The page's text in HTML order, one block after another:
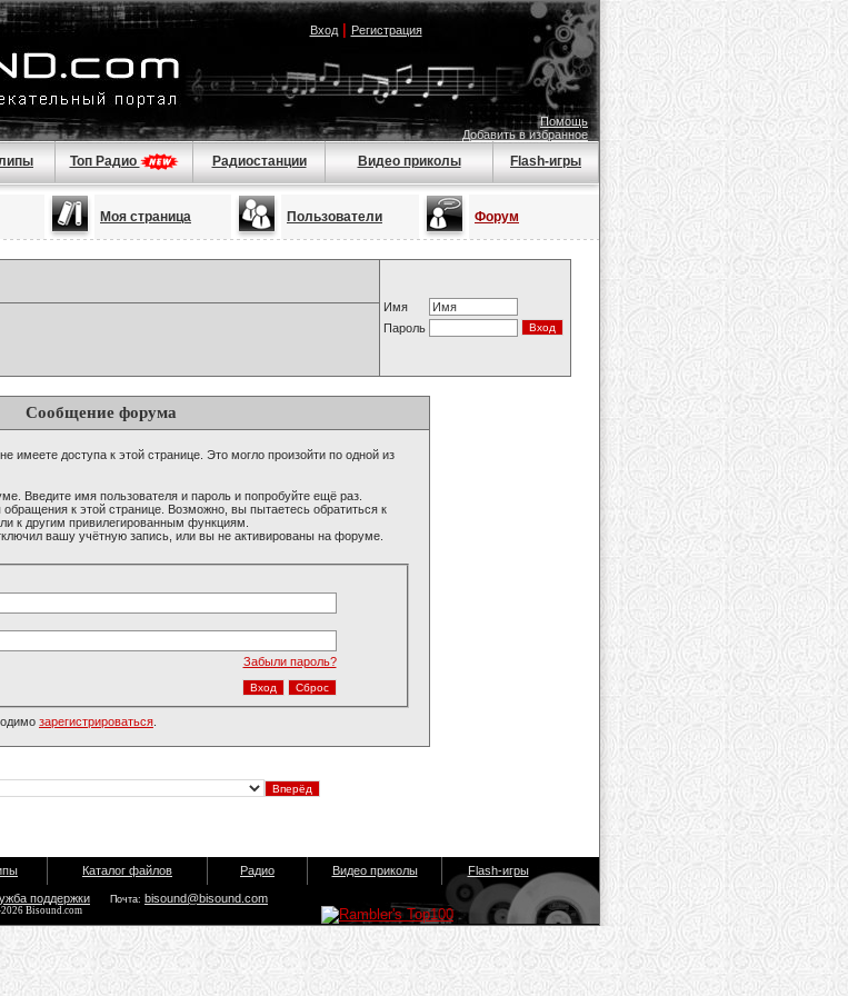
Вход| Регистрация
Помощь
Добавить в избранное
Топ Радио Радиостанции Видео приколы Flash-игры
Моя страница Пользователи Форум
Имя
Пароль
Сообщение форума
имеете доступа к этой странице. Это могло произойти по одной из
Введите имя пользователя и пароль и попробуйте ещё раз.
обращения к этой странице. Возможно, вы пытаетесь обратиться к
к другим привилегированным функциям.
вашу учётную запись, или вы не активированы на форуме.
Забыли пароль?
зарегистрироваться
Каталог файлов Радио Видео приколы Flash-игры
поддержки Почта: bisound@bisound.com
Bisound.com